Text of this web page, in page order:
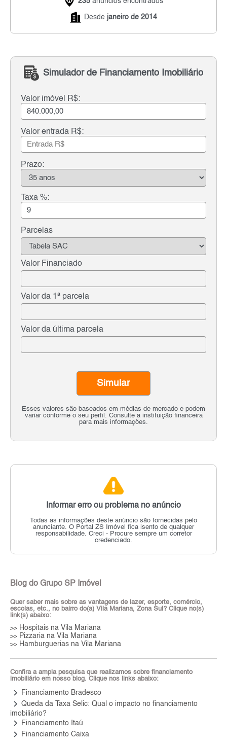
Desde janeiro de 2014
Simulador de Financiamento Imobiliário
Valor imóvel R$:
Valor entrada R$:
Prazo:
Taxa %:
Parcelas
Valor Financiado
Valor da 1ª parcela
Valor da última parcela
Esses valores são baseados em médias de mercado e podem
variar conforme o seu perfil. Consulte a instituição financeira
para mais informações.
Simular
Informar erro ou problema no anúncio
Todas as informações deste anúncio são fornecidas pelo
anunciante. O Portal ZS Imóvel fica isento de qualquer
responsabilidade. Creci - Procure sempre um corretor
credenciado.
Blog do Grupo SP Imóvel
Quer saber mais sobre as vantagens de lazer, esporte, comércio,
escolas, etc., no bairro do(a) Vila Mariana, Zona Sul? Clique no(s)
link(s) abaixo:
>> Hospitais na Vila Mariana
>> Pizzaria na Vila Mariana
>> Hamburguerias na Vila Mariana
Confira a ampla pesquisa que realizamos sobre financiamento
imobiliário em nosso blog. Clique nos links abaixo:
keyboard_arrow_right Financiamento Bradesco
keyboard_arrow_right Queda da Taxa Selic: Qual o impacto no financiamento
imobiliário?
keyboard_arrow_right Financiamento Itaú
keyboard_arrow_right Financiamento Caixa